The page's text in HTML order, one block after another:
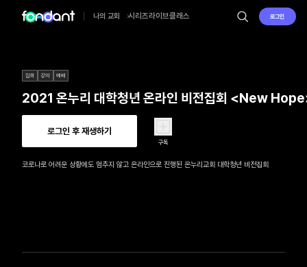
나의 교회 시리즈라이브클래스 로그인
집회 강의 예배
2021 온누리 대학청년 온라인 비전집회 <New
로그인 후 재생하기
구독
코로나로 어려운 상황에도 멈추지 않고 온라인으로 진행된 온누리교회 대학청년 비전집회